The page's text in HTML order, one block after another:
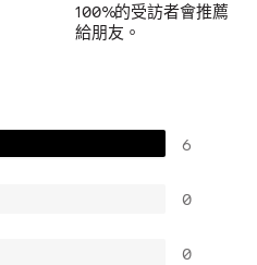
100%的受訪者會推薦
給朋友。
6
0
0